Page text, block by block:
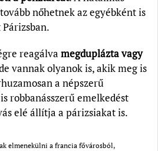
nőhetnek az egyébként is
reagálva megduplázta vagy
vannak olyanok is, akik meg is
a népszerű
robbanásszerű emelkedést
elé állítja a párizsiakat is.
elmenekülni a francia fővárosból,